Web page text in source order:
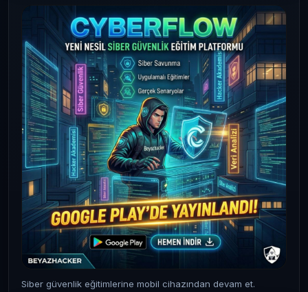
Siber güvenlik eğitimlerine mobil cihazından devam et.